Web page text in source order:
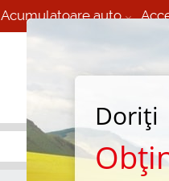
Acumulatoare auto
stop în toate regiunile
Doriți